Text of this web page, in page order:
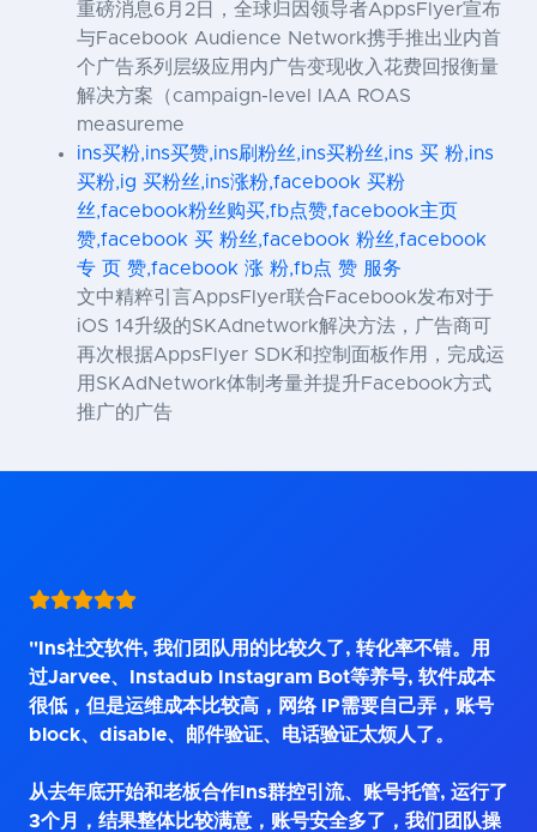
重磅消息6月2日，全球归因领导者AppsFlyer宣布
与Facebook Audience Network携手推出业内首
个广告系列层级应用内广告变现收入花费回报衡量
解决方案（campaign-level IAA ROAS
measureme
ins买粉,ins买赞,ins刷粉丝,ins买粉丝,ins 买 粉,ins
买粉,ig 买粉丝,ins涨粉,facebook 买粉
丝,facebook粉丝购买,fb点赞,facebook主页
赞,facebook 买 粉丝,facebook 粉丝,facebook
专 页 赞,facebook 涨 粉,fb点 赞 服务
文中精粹引言AppsFlyer联合Facebook发布对于
iOS 14升级的SKAdnetwork解决方法，广告商可
再次根据AppsFlyer SDK和控制面板作用，完成运
用SKAdNetwork体制考量并提升Facebook方式
推广的广告
"Ins社交软件, 我们团队用的比较久了, 转化率不错。用
过Jarvee、Instadub Instagram Bot等养号, 软件成本
很低，但是运维成本比较高，网络 IP需要自己弄，账号
block、disable、邮件验证、电话验证太烦人了。
从去年底开始和老板合作Ins群控引流、账号托管, 运行了
3个月，结果整体比较满意，账号安全多了，我们团队操